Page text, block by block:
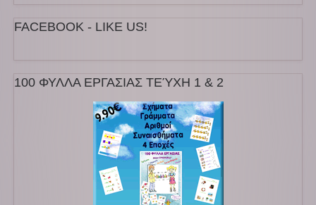
FACEBOOK - LIKE US!
100 ΦΥΛΛΑ ΕΡΓΑΣΙΑΣ ΤΕΎΧΗ 1 & 2